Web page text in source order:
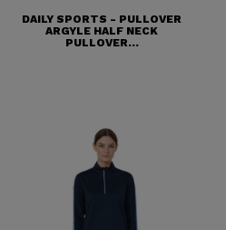
DAILY SPORTS - PULLOVER
ARGYLE HALF NECK
PULLOVER...